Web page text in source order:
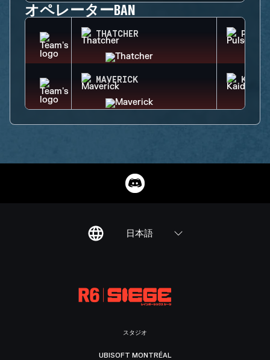
オペレーターBAN
THATCHER PULSE
MAVERICK KAID
日本語
スタジオ
UBISOFT MONTRÉAL